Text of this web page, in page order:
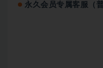
永久会员专属客服（